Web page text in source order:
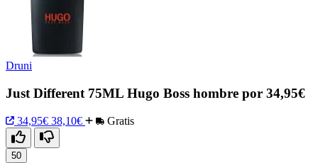
Druni
Just Different 75ML Hugo Boss hombre por 34,95€
34,95€ 38,10€ Gratis
50